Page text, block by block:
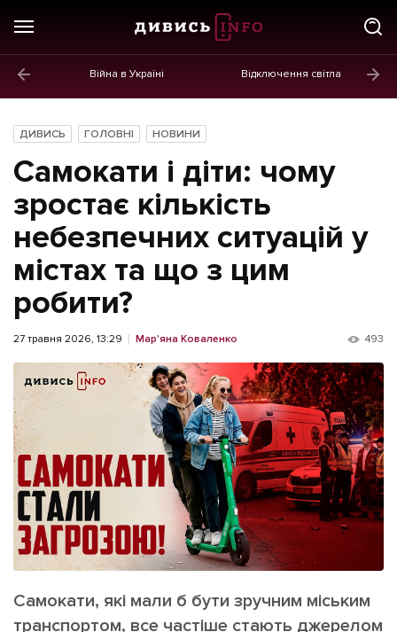
Війна в Україні Відключення світла
Новини
Політика
Економіка
Бізнес
Життя
Культура
Афіша
ІНШЕ
Інтерв'ю
Картки
Репортаж
Розслідування
Погляди
Лонгріди
Прес-релізи
Фото/Відео
Made in Lviv
ДИВИСЬ ГОЛОВНІ НОВИНИ
Самокати і діти: чому
зростає кількість
небезпечних ситуацій у
містах та що з цим
робити?
27 травня 2026, 13:29 Мар'яна Коваленко 493
Самокати, які мали б бути зручним міським
транспортом, все частіше стають джерелом